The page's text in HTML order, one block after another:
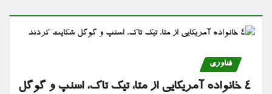
فناوری
۴ خانواده آمریکایی از متا، تیک تاک، اسنپ و گوگل